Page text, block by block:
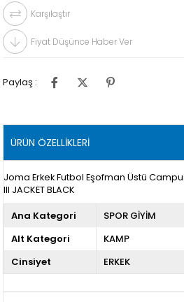
Karşılaştır
Fiyat Düşünce Haber Ver
Paylaş :
ÜRÜN ÖZELLIKLERI
Joma Erkek Futbol Eşofman Üstü
III JACKET BLACK
Ana Kategori
SPOR GİYİM
Alt Kategori
KAMP
Cinsiyet
ERKEK